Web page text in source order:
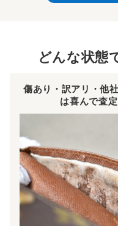
どんな状態
傷あり・訳アリ・他
は喜んで査